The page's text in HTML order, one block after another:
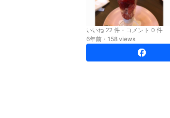
いいね 22 件・コメント 0 件
6年前・158 views